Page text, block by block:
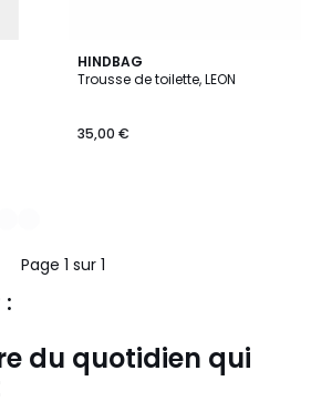
HINDBAG
Trousse de toilette, LEON
35,00 €
Page 1 sur 1
du quotidien qui